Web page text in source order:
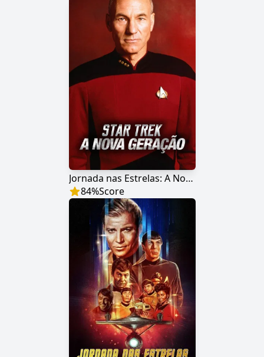
Jornada nas Estrelas: A Nova Geração
84%Score